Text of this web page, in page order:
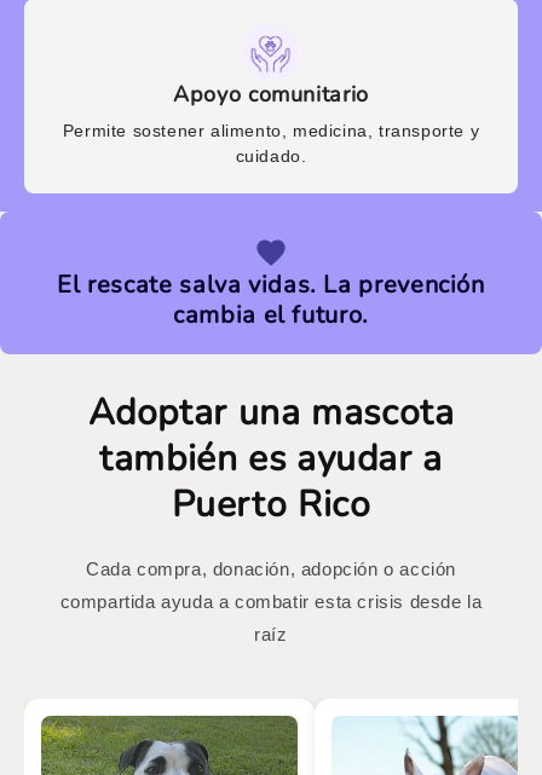
Apoyo comunitario
Permite sostener alimento, medicina, transporte y
cuidado.
El rescate salva vidas. La prevención
cambia el futuro.
Adoptar una mascota
también es ayudar a
Puerto Rico
Cada compra, donación, adopción o acción
compartida ayuda a combatir esta crisis desde la
raíz